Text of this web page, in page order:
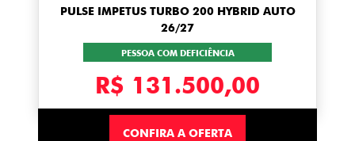
PULSE IMPETUS TURBO 200 HYBRID AUTO
26/27
PESSOA COM DEFICIÊNCIA
R$ 131.500,00
CONFIRA A OFERTA